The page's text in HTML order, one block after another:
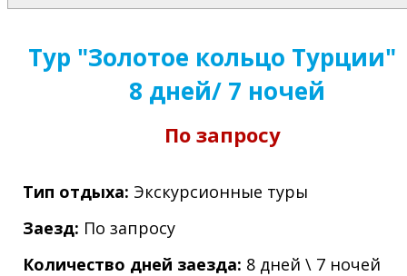
Тур "Золотое кольцо Турции"
8 дней/ 7 ночей
По запросу
Тип отдыха: Экскурсионные туры
Заезд: По запросу
Количество дней заезда: 8 дней \ 7 ночей